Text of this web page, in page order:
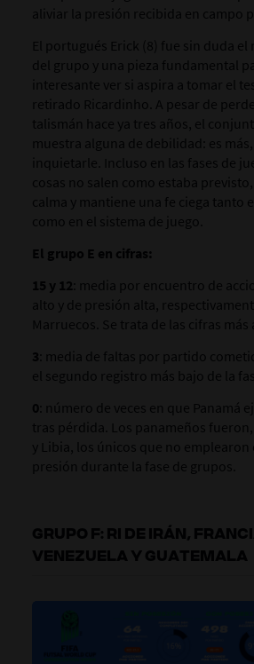
aliviar la presión recibida en campo
El portugués Erick (8) fue sin duda
del grupo y una pieza fundamental
interesante ver si aspira a tomar el
retirado Ricardinho. A pesar de
talismán hace ya tres años, el
muestra alguna de debilidad: es
inquietarle. Incluso en las fases de
cosas no salen como estaba
calma y mantiene una fe ciega tanto
como en el sistema de juego.
El grupo E en cifras:
15 y 12 : media por encuentro de
alto y de presión alta,
Marruecos. Se trata de las cifras más
3 : media de faltas por partido
el segundo registro más bajo de la
0 : número de veces en que Panamá
tras pérdida. Los panameños
y Libia, los únicos que no emplearon
presión durante la fase de grupos.
GRUPO F: RI DE IRÁN,
VENEZUELA Y GUATEMALA